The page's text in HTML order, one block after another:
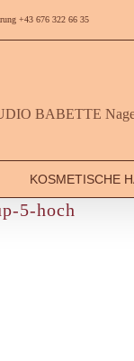
+43 676 322 66 35
KOSMETISCHE
5-hoch